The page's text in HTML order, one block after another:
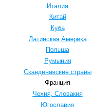
Италия
Китай
Куба
Латинская Америка
Польша
Румыния
Скандинавские страны
Франция
Чехия, Словакия
Югославия